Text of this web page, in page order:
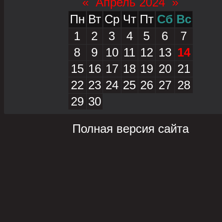
Пн Вт Ср Чт Пт Сб Вс
1
2 3 4 5 6
7
8
9 10 11 12 13 14
15 16 17 18 19 20 21
22 23 24 25 26 27 28
29 30
Полная версия сайта